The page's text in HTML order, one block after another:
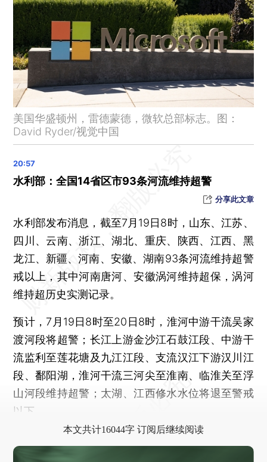
9月15日前，湖北咸宁九宫山国家级风景名胜区免门票
智利北部发生7.3级地震
面向无车家庭，北京定向增发2万个新能源车指标
高温、暴雨、强对流多预警齐发
法国巴黎发生持刀袭击事件 1名警察受伤
朱鹮国家保护研究中心落地陕西
晨读荐闻（国内、国际、市场消息28条）
越共宣布阮富仲正接受积极治疗 由越南国家主席苏林指导越共中央工作
美国信用卡违约率创13年来新高
美国华盛顿州，雷德蒙德，微软总部标志。图：
David Ryder/视觉中国
水利部：全国14省区市93条河流维持超警
分享此文章
水利部发布消息，截至7月19日8时，山东、江苏、
四川、云南、浙江、湖北、重庆、陕西、江西、黑
龙江、新疆、河南、安徽、湖南93条河流维持超警
戒以上，其中河南唐河、安徽涡河维持超保，涡河
维持超历史实测记录。
预计，7月19日8时至20日8时，淮河中游干流吴家
渡河段将超警；长江上游金沙江石鼓江段、中游干
流监利至莲花塘及九江江段、支流汉江下游汉川江
段、鄱阳湖，淮河干流三河尖至淮南、临淮关至浮
山河段维持超警；太湖、江西修水水位将退至警戒
以下。
本文共计16044字 订阅后继续阅读